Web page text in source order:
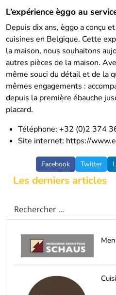
L’expérience èggo au
Depuis dix ans, èggo a conçu
cuisines en Belgique. Cette
la maison, nous souhaitons
autres pièces de la maison.
même souci du détail et de la
mêmes engagements :
depuis la première ébauche
placard.
Téléphone: +32 (0)2 374
Site internet: https://
Facebook Twitter
Les derniers articles